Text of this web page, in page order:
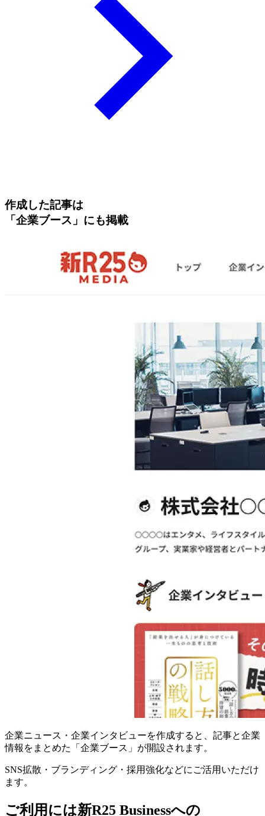
作成した記事は
「企業ブース」にも掲載
企業ニュース・企業インタビューを作成すると、記事と企業
情報をまとめた「企業ブース」が開設されます。
SNS拡散・ブランディング・採用強化などにご活用いただけ
ます。
ご利用には新R25 Businessへの